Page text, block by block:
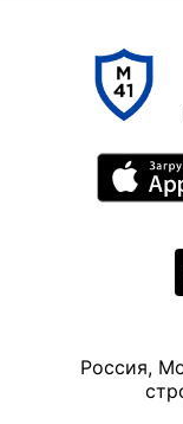
Россия,